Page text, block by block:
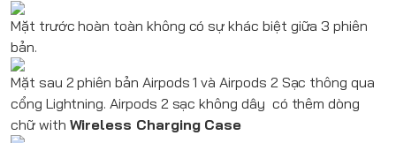
Mặt trước hoàn toàn không có sự khác biệt giữa 3 phiên
bản.
Mặt sau 2 phiên bản Airpods 1 vàAirpods 2 Sạc thông qua
cổng Lightning.Airpods 2 sạc không dây có thêm dòng
chữ with Wireless Charging Case